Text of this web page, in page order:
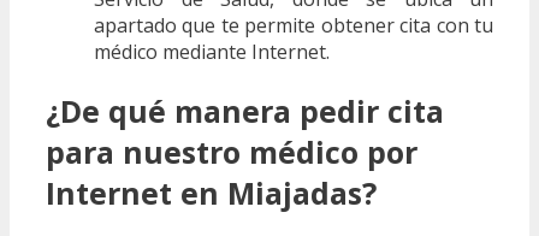
apartado que te permite obtener cita con tu
médico mediante Internet.
¿De qué manera pedir cita
para nuestro médico por
Internet en Miajadas?